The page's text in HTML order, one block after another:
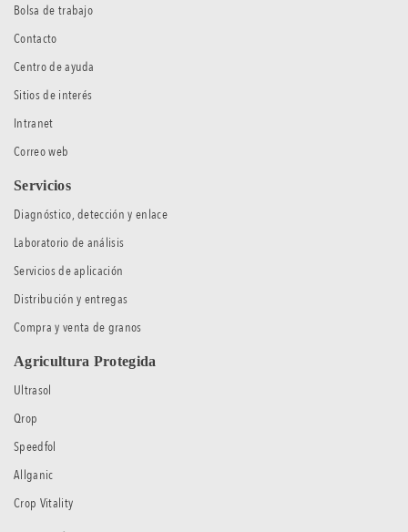
Bolsa de trabajo
Contacto
Centro de ayuda
Sitios de interés
Intranet
Correo web
Servicios
Diagnóstico, detección y enlace
Laboratorio de análisis
Servicios de aplicación
Distribución y entregas
Compra y venta de granos
Agricultura Protegida
Ultrasol
Qrop
Speedfol
Allganic
Crop Vitality